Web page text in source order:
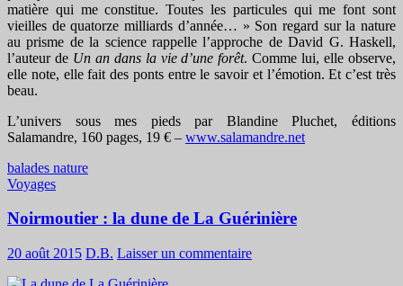
matière qui me constitue. Toutes les particules qui me font sont
vieilles de quatorze milliards d’année… » Son regard sur la nature
au prisme de la science rappelle l’approche de David G. Haskell,
l’auteur de Un an dans la vie d’une forêt. Comme lui, elle observe,
elle note, elle fait des ponts entre le savoir et l’émotion. Et c’est très
beau.
L’univers sous mes pieds par Blandine Pluchet, éditions
Salamandre, 160 pages, 19 € – www.salamandre.net
balades nature
Voyages
Noirmoutier : la dune de La Guérinière
20 août 2015 D.B. Laisser un commentaire